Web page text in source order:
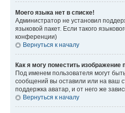
Моего языка нет в списке!
Администратор не установил
языковой пакет. Если такого
конференции)
Вернуться к началу
Как я могу поместить
Под именем пользователя могут
сообщений вы оставили или на ваш
поддержка аватар, и от него же
Вернуться к началу